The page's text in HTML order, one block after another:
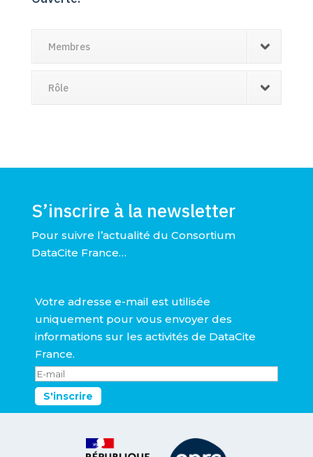
Membres
Rôle
S’inscrire à la newsletter
Pour suivre l’actualité du Consortium
DataCite France…
Votre adresse e-mail est utilisée
uniquement pour vous envoyer des
informations sur les activités de DataCite
France.
S'inscrire